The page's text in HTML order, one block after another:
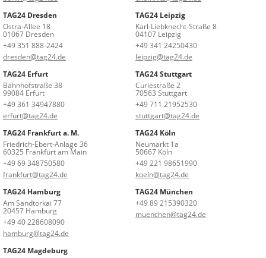
TAG24 Dresden
Ostra-Allee 18
01067 Dresden
+49 351 888-2424
dresden@tag24.de
TAG24 Leipzig
Karl-Liebknecht-Straße 8
04107 Leipzig
+49 341 24250430
leipzig@tag24.de
TAG24 Erfurt
Bahnhofstraße 38
99084 Erfurt
+49 361 34947880
erfurt@tag24.de
TAG24 Stuttgart
Curiestraße 2
70563 Stuttgart
+49 711 21952530
stuttgart@tag24.de
TAG24 Frankfurt a. M.
Friedrich-Ebert-Anlage 36
60325 Frankfurt am Main
+49 69 348750580
frankfurt@tag24.de
TAG24 Köln
Neumarkt 1a
50667 Köln
+49 221 98651990
koeln@tag24.de
TAG24 Hamburg
Am Sandtorkai 77
20457 Hamburg
+49 40 228608090
hamburg@tag24.de
TAG24 München
+49 89 215390320
muenchen@tag24.de
TAG24 Magdeburg